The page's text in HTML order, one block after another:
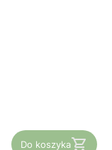
Do koszyka